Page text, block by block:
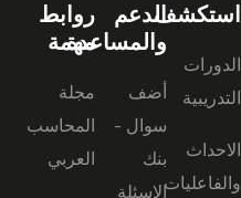
استكشف
الدورات
التدريبية
الاحداث
والفاعليات
الدعم
والمساعدة
أضف
سوال -
بنك
الاسئلة
روابط
مهمة
مجلة
المحاسب
العربي